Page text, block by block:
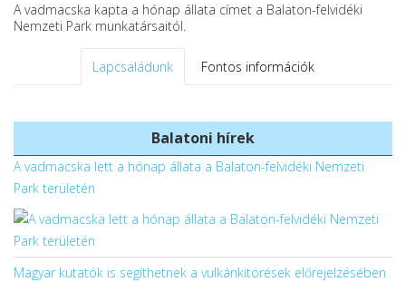
A vadmacska kapta a hónap állata címet a Balaton-felvidéki
Nemzeti Park munkatársaitól.
Lapcsaládunk Fontos információk
Balatoni hírek
A vadmacska lett a hónap állata a Balaton-felvidéki Nemzeti
Park területén
Magyar kutatók is segíthetnek a vulkánkitörések előrejelzésében